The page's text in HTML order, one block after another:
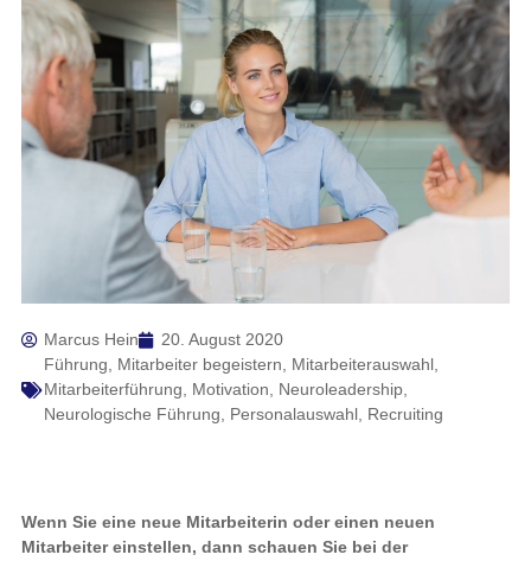
Marcus Hein
20. August 2020
Führung
Mitarbeiter begeistern Mitarbeiterauswahl,
Mitarbeiterführung
Motivation Neuroleadership,
Neurologische Führung
Personalauswahl, Recruiting
Wenn Sie eine neue Mitarbeiterin oder einen neuen
Mitarbeiter einstellen, dann schauen Sie bei der